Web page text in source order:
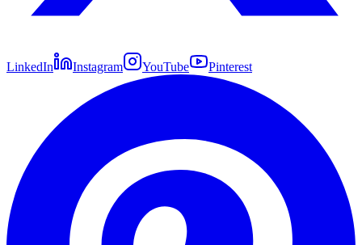
LinkedIn Instagram YouTube Pinterest